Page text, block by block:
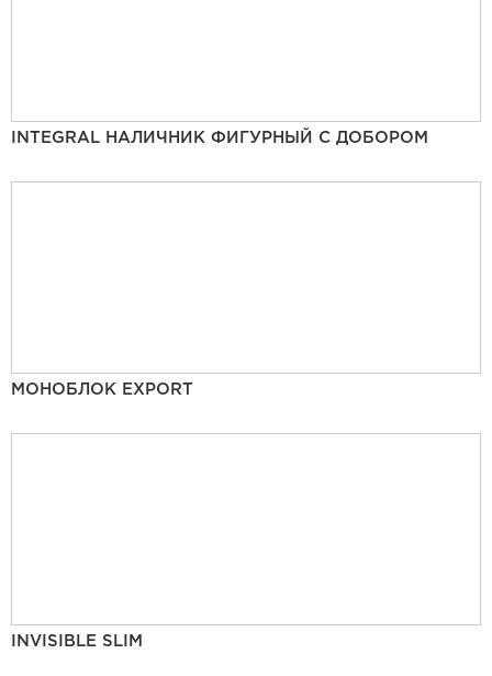
INTEGRAL НАЛИЧНИК ФИГУРНЫЙ С ДОБОРОМ
МОНОБЛОК EXPORT
INVISIBLE SLIM